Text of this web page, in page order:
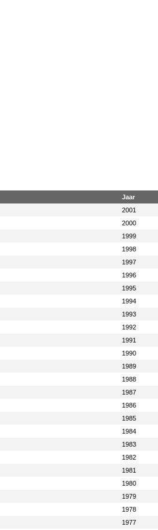
Jaar
2001
2000
1999
1998
1997
1996
1995
1994
1993
1992
1991
1990
1989
1988
1987
1986
1985
1984
1983
1982
1981
1980
1979
1978
1977